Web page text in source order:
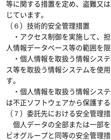
等に関する措置を定め、盗難又
じています。
（６）技術的安全管理措置
・アクセス制御を実施して、
人情報データベース等の範囲を限
・個人情報を取扱う情報シス
ス等を取扱う情報システムを使
す。
・個人情報を取扱う情報シス
は不正ソフトウェアから保護す
（７）委託先における安全管理
個人データの全部または一部
ビオグループと同等の安全管理